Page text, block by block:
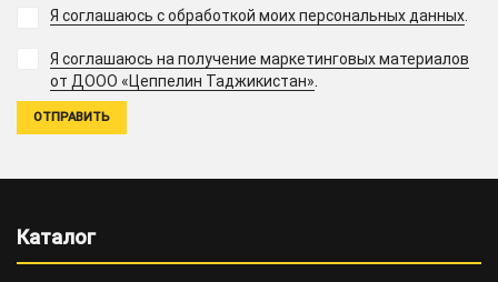
Я соглашаюсь с обработкой моих персональных данных.
Я соглашаюсь на получение маркетинговых материалов
от ДООО «Цеппелин Таджикистан».
Каталог